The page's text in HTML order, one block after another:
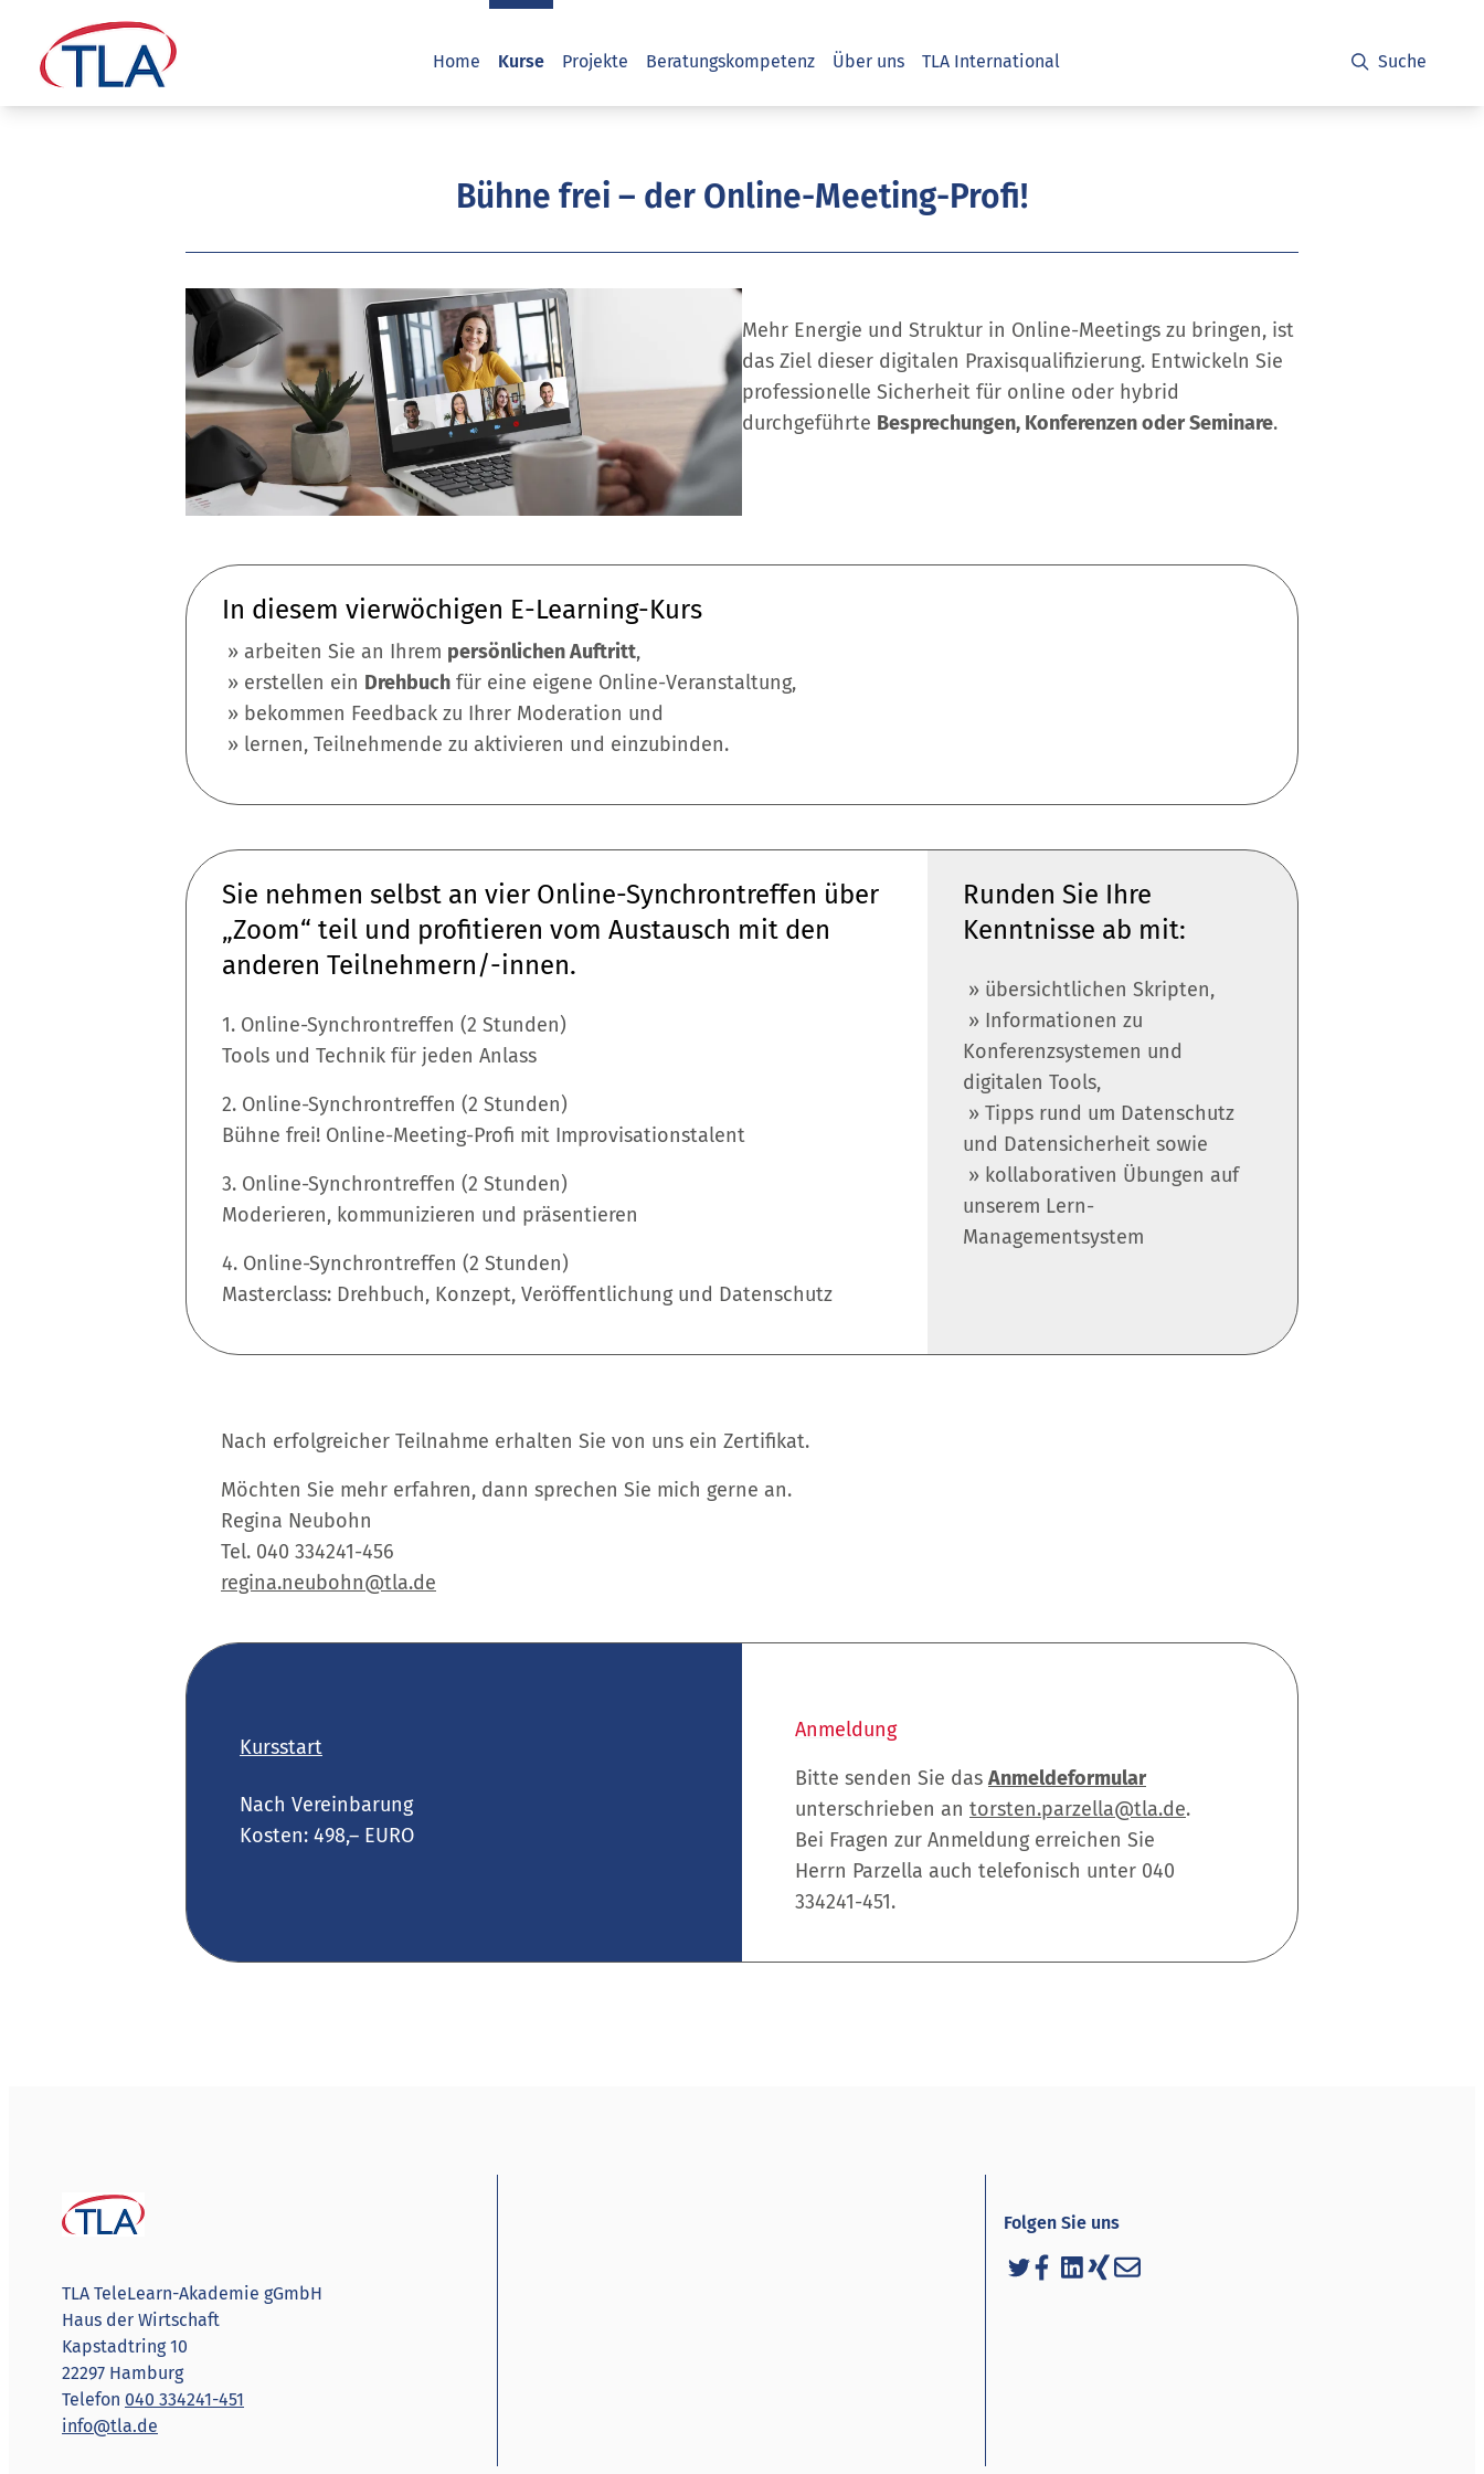
Home Kurse Projekte Beratungskompetenz Über uns TLA International Suche
Bühne frei – der Online-Meeting-Profi!
Mehr Energie und Struktur in Online-Meetings zu bringen, ist
das Ziel dieser digitalen Praxisqualifizierung. Entwickeln Sie
professionelle Sicherheit für online oder hybrid
durchgeführte Besprechungen, Konferenzen oder Seminare.
In diesem vierwöchigen E-Learning-Kurs
» arbeiten Sie an Ihrem persönlichen Auftritt,
​ » erstellen ein Drehbuch für eine eigene Online-Veranstaltung,
​ » bekommen Feedback zu Ihrer Moderation und
​ » lernen, Teilnehmende zu aktivieren und einzubinden.
Sie nehmen selbst an vier Online-Synchrontreffen über
„Zoom“ teil und profitieren vom Austausch mit den
anderen Teilnehmern/-innen.
1. Online-Synchrontreffen (2 Stunden)
Tools und Technik für jeden Anlass
2. Online-Synchrontreffen (2 Stunden)
Bühne frei! Online-Meeting-Profi mit Improvisationstalent
3. Online-Synchrontreffen (2 Stunden)
Moderieren, kommunizieren und präsentieren
4. Online-Synchrontreffen (2 Stunden)
Masterclass: Drehbuch, Konzept, Veröffentlichung und Datenschutz
Runden Sie Ihre
Kenntnisse ab mit:
» übersichtlichen Skripten,
» Informationen zu
Konferenzsystemen und
digitalen Tools,
» Tipps rund um Datenschutz
und Datensicherheit sowie
» kollaborativen Übungen auf
unserem Lern-
Managementsystem
Nach erfolgreicher Teilnahme erhalten Sie von uns ein Zertifikat.
Möchten Sie mehr erfahren, dann sprechen Sie mich gerne an.
Regina Neubohn
Tel. 040 334241-456
regina.neubohn@tla.de
Kursstart
Nach Vereinbarung
Kosten: 498,– EURO
Anmeldung
Bitte senden Sie das Anmeldeformular
unterschrieben an torsten.parzella@tla.de.
Bei Fragen zur Anmeldung erreichen Sie
Herrn Parzella auch telefonisch unter 040
334241-451.
TLA TeleLearn-Akademie gGmbH
Haus der Wirtschaft
Kapstadtring 10
22297 Hamburg
Telefon 040 334241-451
info@tla.de
Folgen Sie uns